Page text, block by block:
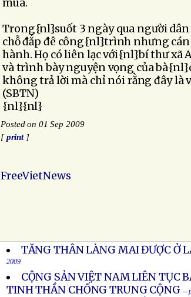
mùa.
Trong{nl}suốt 3 ngày qua người
chỗ đắp đê công{nl}trình nhưng cán
hành. Họ có liên lạc với{nl}bí thư xã
và trình bày nguyện vọng của
không trả lời mà chỉ nói rằng đây là
(SBTN)
{nl}{nl}
Posted on 01 Sep 2009
[print]
FreeVietNews
TĂNG THÂN LÀNG MAI ĐƯỢC Ở
2009
CỘNG SẢN VIỆT NAM LIÊN TỤC
TINH THẦN CHỐNG TRUNG CỘNG --